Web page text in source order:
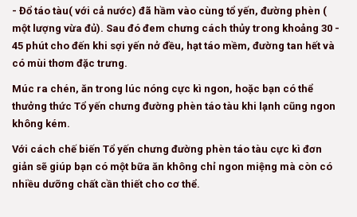
- Đổ táo tàu( với cả nước) đã hầm vào cùng tổ yến, đường phèn (
một lượng vừa đủ). Sau đó đem chưng cách thủy trong khoảng 30 -
45 phút cho đến khi sợi yến nở đều, hạt táo mềm, đường tan hết và
có mùi thơm đặc trưng.
Múc ra chén, ăn trong lúc nóng cực kì ngon, hoặc bạn có thể
thưởng thức Tổ yến chưng đường phèn táo tàu khi lạnh cũng ngon
không kém.
Với cách chế biến Tổ yến chưng đường phèn táo tàu cực kì đơn
giản sẽ giúp bạn có một bữa ăn không chỉ ngon miệng mà còn có
nhiều dưỡng chất cần thiết cho cơ thể.